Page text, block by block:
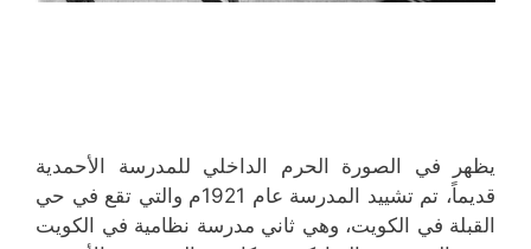
يظهر في الصورة الحرم الداخلي للمدرسة الأحمدية
قديماً، تم تشييد المدرسة عام 1921م والتي تقع في حي
القبلة في الكويت، وهي ثاني مدرسة نظامية في الكويت